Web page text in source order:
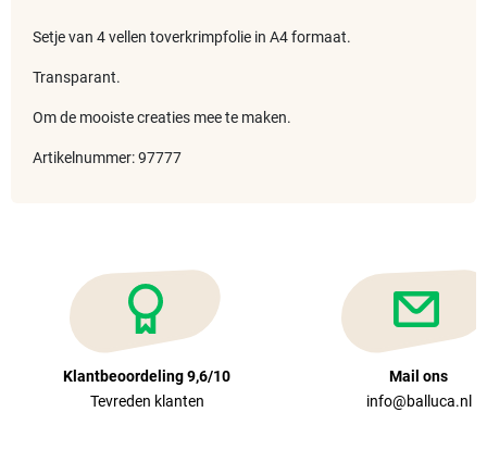
Setje van 4 vellen toverkrimpfolie in A4 formaat.
Transparant.
Om de mooiste creaties mee te maken.
Artikelnummer: 97777
Klantbeoordeling 9,6/10
Tevreden klanten
Mail ons
info@balluca.nl